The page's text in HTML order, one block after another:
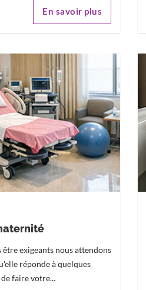
En savoir plus
être exigeants nous attendons
réponde à quelques
faire votre...